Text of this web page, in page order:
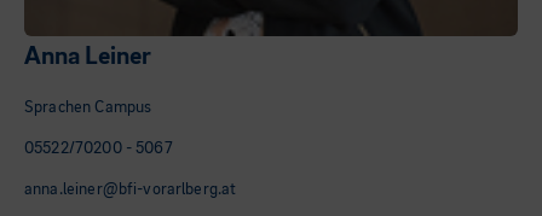
Anna Leiner
Sprachen Campus
05522/70200 - 5067
anna.leiner@bfi-vorarlberg.at